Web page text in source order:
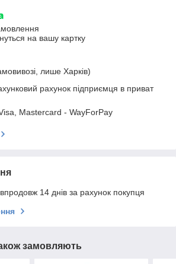
на вашу картку
лише Харків)
рахунок підприємця в приват
Mastercard - WayForPay
14 днів за рахунок покупця
замовляють